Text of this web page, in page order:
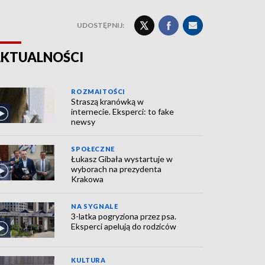
UDOSTĘPNIJ:
ROZMAITOŚCI
Straszą kranówką w
internecie. Eksperci: to fake
newsy
SPOŁECZNE
Łukasz Gibała wystartuje w
wyborach na prezydenta
Krakowa
NA SYGNALE
3-latka pogryziona przez psa.
Eksperci apelują do rodziców
KULTURA